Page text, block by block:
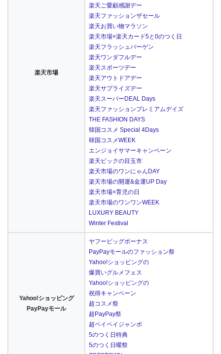
楽天市場
楽天ご愛顧感謝デー
楽天ファッションザセール
楽天お買い物マラソン
楽天市場×楽天カード5と0のつく日
楽天フラッシュバーゲン
楽天ワンダフルデー
楽天スポーツデー
楽天アウトドアデー
楽天サプライズデー
楽天スーパーDEAL Days
楽天ファッションプレミアムデイズ
THE FASHION DAYS
韓国コスメ Special 4Days
韓国コスメWEEK
エンジョイサマーキャンペーン
楽天ビックの目玉市
楽天市場のワンにゃんDAY
楽天市場の開運&金運UP Day
楽天市場×育児の日
楽天市場のワンワンWEEK
LUXURY BEAUTY
Winter Festival
Yahoo!ショッピング
PayPayモール
ヤフービッグボーナス
PayPayモールのファッション祭
Yahoo!ショッピングの
爆買いグルメフェス
Yahoo!ショッピングの
祝得キャンペーン
超コスメ祭
超PayPay祭
超ペイペイジャンボ
5のつく日特典
5のつく日曜祭